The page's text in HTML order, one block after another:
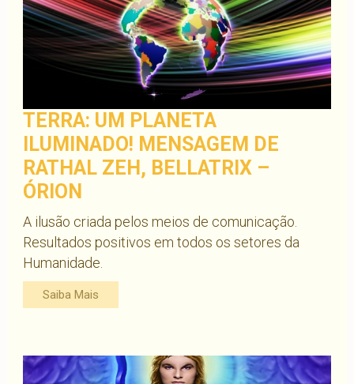
TERRA: UM PLANETA
ILUMINADO! MENSAGEM DE
RATHAL ZEH, BELLATRIX –
ÓRION
A ilusão criada pelos meios de comunicação.
Resultados positivos em todos os setores da
Humanidade.
Saiba Mais